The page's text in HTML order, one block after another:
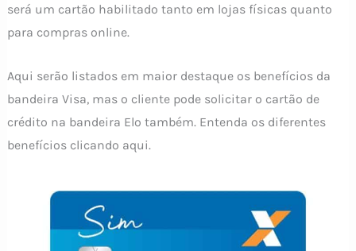
será um cartão habilitado tanto em lojas físicas quanto
para compras online.
Aqui serão listados em maior destaque os benefícios da
bandeira Visa, mas o cliente pode solicitar o cartão de
crédito na bandeira Elo também. Entenda os diferentes
benefícios clicando aqui.